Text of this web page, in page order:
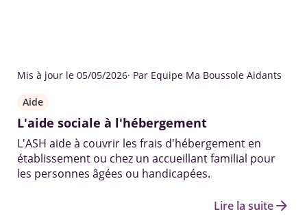
Mis à jour le 05/05/2026· Par Equipe Ma Boussole Aidants
Aide
L'aide sociale à l'hébergement
L'ASH aide à couvrir les frais d'hébergement en
établissement ou chez un accueillant familial pour
les personnes âgées ou handicapées.
Lire la suitearrow_forward